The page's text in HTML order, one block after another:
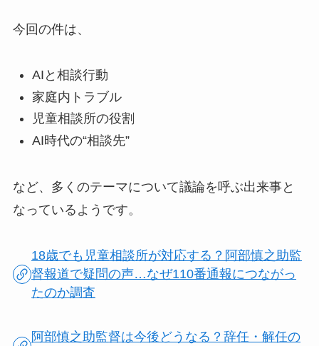
今回の件は、
AIと相談行動
家庭内トラブル
児童相談所の役割
AI時代の“相談先”
など、多くのテーマについて議論を呼ぶ出来事と
なっているようです。
18歳でも児童相談所が対応する？阿部慎之助監
督報道で疑問の声…なぜ110番通報につながっ
たのか調査
阿部慎之助監督は今後どうなる？辞任・解任の